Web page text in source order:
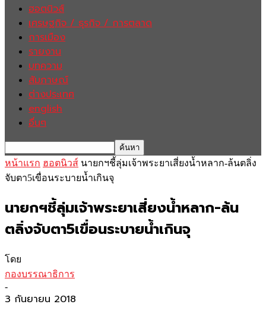
ฮอตนิวส์
เศรษฐกิจ / ธุรกิจ / การตลาด
การเมือง
รายงาน
บทความ
สัมภาษณ์
ต่างประเทศ
english
อื่นๆ
หน้าแรก ฮอตนิวส์ นายกฯชี้ลุ่มเจ้าพระยาเสี่ยงน้ำหลาก-ล้นตลิ่ง
จับตา5เขื่อนระบายน้ำเกินจุ
นายกฯชี้ลุ่มเจ้าพระยาเสี่ยงน้ำหลาก-ล้น
ตลิ่งจับตา5เขื่อนระบายน้ำเกินจุ
โดย
กองบรรณาธิการ
-
3 กันยายน 2018